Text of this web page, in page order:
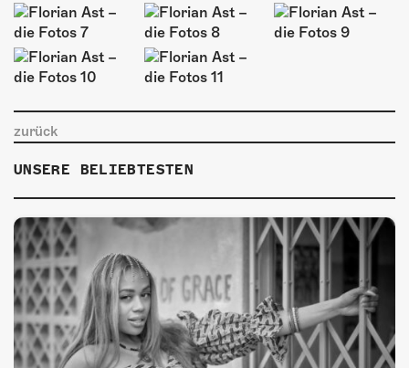
zurück
UNSERE BELIEBTESTEN